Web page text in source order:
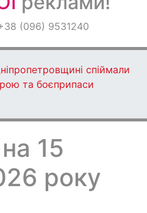
(096) 9531240
спіймали
та боєприпаси
15
року